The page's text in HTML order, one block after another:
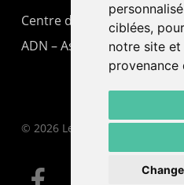
ciblées,
notre site
provenance
Centre de culture ABC
ADN – Association Danse
© 2026 Le Pommier.
facebook email